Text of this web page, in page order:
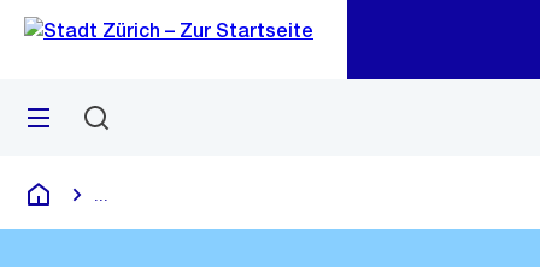
Navigation
Sprunglink
Menü
Deutsch